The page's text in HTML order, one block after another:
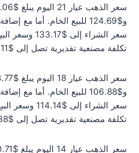
و$124.69 للبيع الخام. أما مع
تكلفة مصنعية تقديرية تصل إلى $12.11.
و$106.88 للبيع الخام. أما مع
تكلفة مصنعية تقديرية تصل إلى $10.38.